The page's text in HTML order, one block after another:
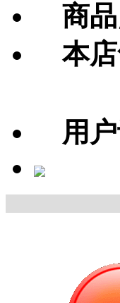
商
本店
用